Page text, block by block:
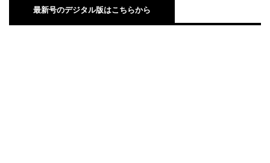
最新号のデジタル版はこちらから